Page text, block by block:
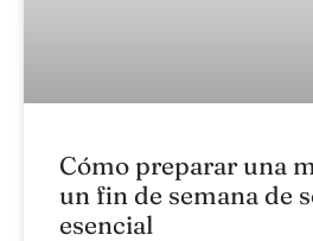
Cómo preparar una
un fin de semana de
esencial